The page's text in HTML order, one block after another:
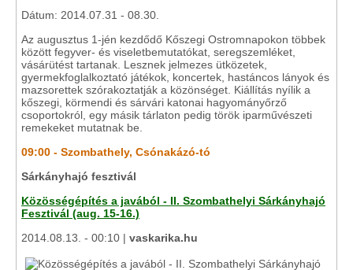
Dátum: 2014.07.31 - 08.30.
Az augusztus 1-jén kezdődő Kőszegi Ostromnapokon többek
között fegyver- és viseletbemutatókat, seregszemléket,
vásárütést tartanak. Lesznek jelmezes ütközetek,
gyermekfoglalkoztató játékok, koncertek, hastáncos lányok és
mazsorettek szórakoztatják a közönséget. Kiállítás nyílik a
kőszegi, körmendi és sárvári katonai hagyományőrző
csoportokról, egy másik tárlaton pedig török iparművészeti
remekeket mutatnak be.
09:00 - Szombathely, Csónakázó-tó
Sárkányhajó fesztivál
Közösségépítés a javából - II. Szombathelyi Sárkányhajó
Fesztivál (aug. 15-16.)
2014.08.13. - 00:10 | vaskarika.hu